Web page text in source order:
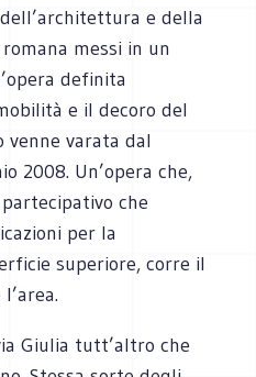
e della
messi in un
definita
e il decoro del
venne varata dal
2008. Un’opera che,
che
per la
superiore, corre il
Giulia tutt’altro che